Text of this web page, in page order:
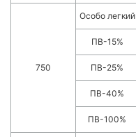
750
Особо легкий
ПВ-15%
ПВ-25%
ПВ-40%
ПВ-100%